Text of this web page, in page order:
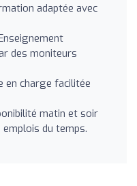
adaptée avec
des moniteurs
en charge facilitée
matin et soir
du temps.